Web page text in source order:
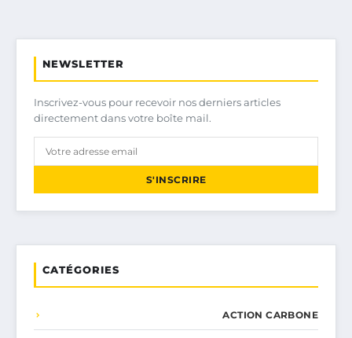
NEWSLETTER
Inscrivez-vous pour recevoir nos derniers articles
directement dans votre boîte mail.
S'INSCRIRE
CATÉGORIES
ACTION CARBONE